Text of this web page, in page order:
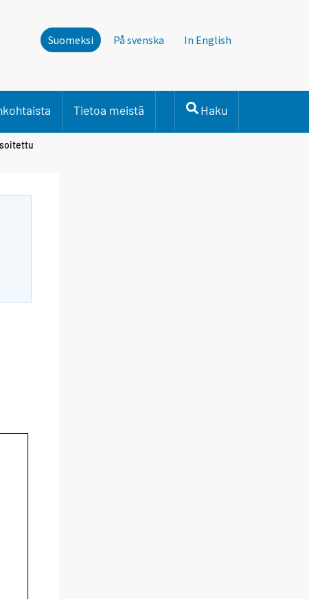
Suomeksi På svenska In English
Tietoa meistä Haku